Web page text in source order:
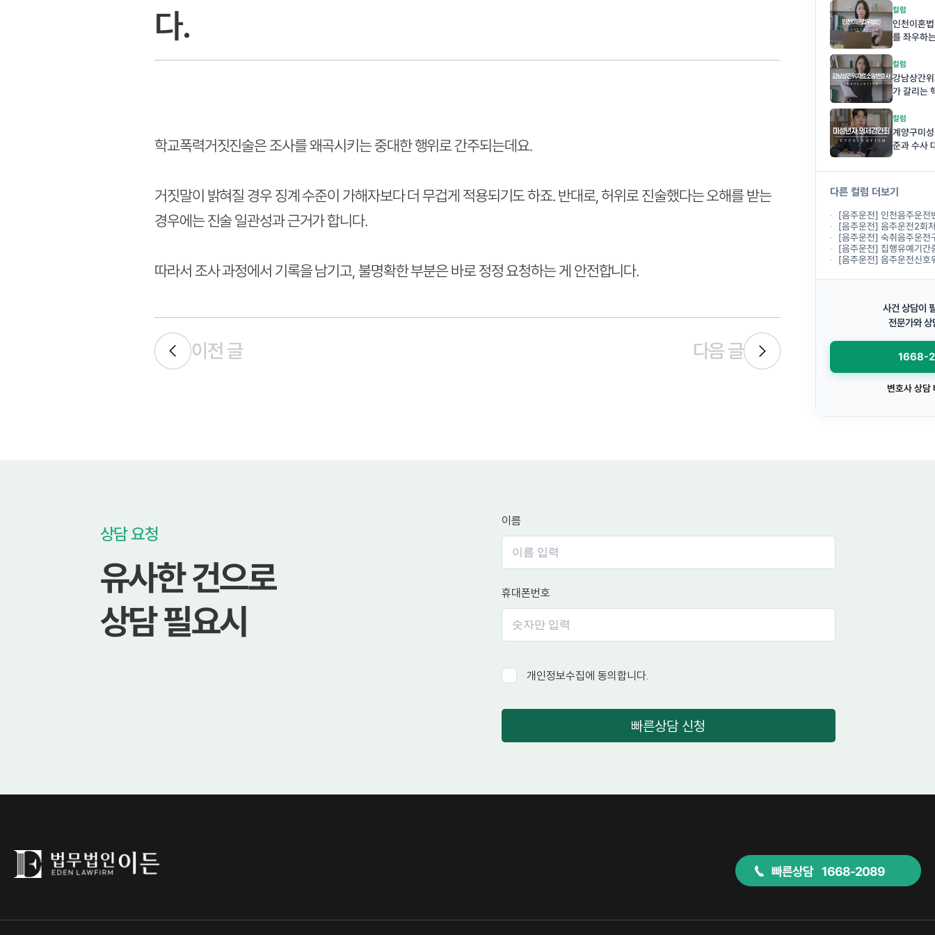
다.
학교폭력거짓진술은 조사를 왜곡시키는 중대한 행위로 간주되는데요.
거짓말이 밝혀질 경우 징계 수준이 가해자보다 더 무겁게 적용되기도 하죠. 반대로, 허위로 진술했다는 오해를 받는
경우에는 진술 일관성과 근거가 합니다.
따라서 조사 과정에서 기록을 남기고, 불명확한 부분은 바로 정정 요청하는 게 안전합니다.
이전 글 다음 글
컬럼
인천이혼
를 좌우하
컬럼
강남상간
가 갈리는
컬럼
계양구미
준과 수사
다른 컬럼 더보기
[음주운전] 인천음주운전변호사상담, 경찰
[음주운전] 음주운전2회처벌 기준, 두
[음주운전] 숙취음주운전구제, 전날 술을 마시고
[음주운전] 집행유예기간중 음주운전, 다
[음주운전] 음주운전신호위반사고, 12
사건 상담이
전문가와 상
1668-
변호사 상담
상담 요청
유사한 건으로
상담 필요시
이름
휴대폰번호
개인정보수집에 동의합니다.
빠른상담 신청
빠른상담 1668-2089